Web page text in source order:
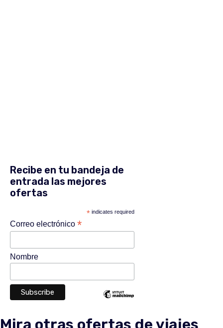
Recibe en tu bandeja de
entrada las mejores
ofertas
*indicates required
Correo electrónico *
Nombre